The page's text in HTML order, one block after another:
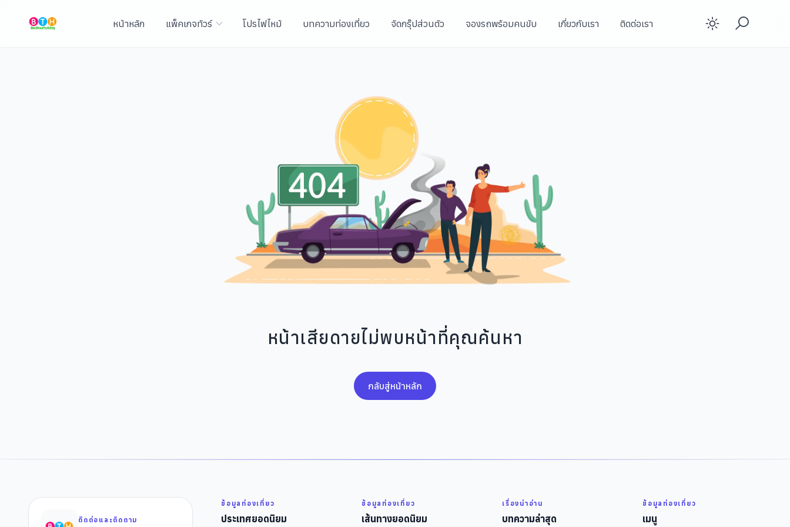
หน้าหลัก แพ็คเกจทัวร์ โปรไฟไหม้ บทความท่องเที่ยว จัดกรุ๊ปส่วนตัว จองรถพร้อมคนขับ เกี่ยวกับเรา ติดต่อเรา Enable
หน้าเสียดายไม่พบหน้าที่คุณค้นหา
กลับสู่หน้าหลัก
ติดต่อและติดตาม
ข้อมูลท่องเที่ยว
ประเทศยอดนิยม
ข้อมูลท่องเที่ยว
เส้นทางยอดนิยม
เรื่องน่าอ่าน
บทความล่าสุด
ข้อมูลท่องเที่ยว
เมนู